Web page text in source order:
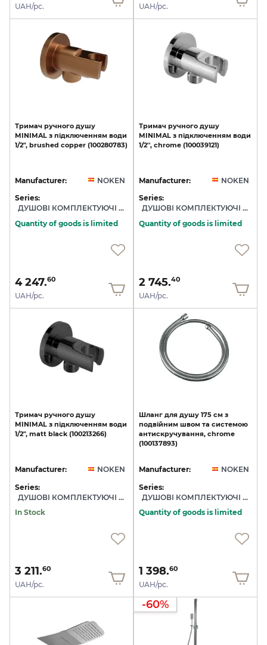
UAH/pc. UAH/pc.
Тримач ручного душу
MINIMAL з підключенням води
1/2", brushed copper (100280783)
Manufacturer:
NOKEN
Series:
ДУШОВІ КОМПЛЕКТУЮЧІ NOKEN
Quantity of goods is limited
4 247.60
UAH/pc.
Тримач ручного душу
MINIMAL з підключенням води
1/2'', chrome (100039121)
Manufacturer:
NOKEN
Series:
ДУШОВІ КОМПЛЕКТУЮЧІ NOKEN
Quantity of goods is limited
2 745.40
UAH/pc.
Тримач ручного душу
MINIMAL з підключенням води
1/2", matt black (100213266)
Manufacturer:
NOKEN
Series:
ДУШОВІ КОМПЛЕКТУЮЧІ NOKEN
In Stock
3 211.60
UAH/pc.
Шланг для душу 175 см з
подвійним швом та системою
антискручування, chrome
(100137893)
Manufacturer:
NOKEN
Series:
ДУШОВІ КОМПЛЕКТУЮЧІ NOKEN
Quantity of goods is limited
1 398.60
UAH/pc.
-60%